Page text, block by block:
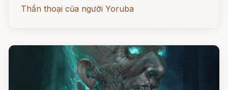
Thần thoại của người Yoruba